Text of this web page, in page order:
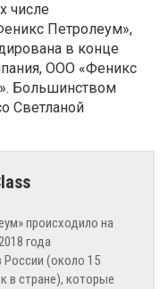
числе
Петролеум»,
в конце
ООО «Феникс
Большинством
Светланой
происходило на
года
России (около 15
в стране), которые